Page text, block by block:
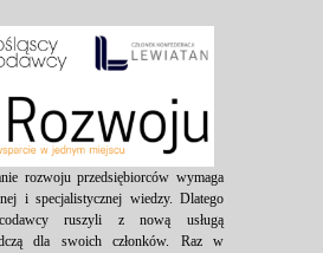
rozwoju przedsiębiorców wymaga
i specjalistycznej wiedzy. Dlatego
ruszyli z nową usługą
dla swoich członków. Raz w